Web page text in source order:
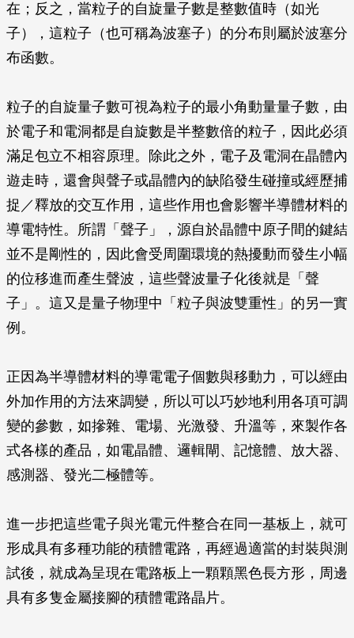
在；反之，當粒子的自旋量子數是整數值時（如光
子），這粒子（也可稱為波塞子）的分布則屬於波塞分
布函數。
粒子的自旋量子數可視為粒子的最小角動量量子數，由
於電子和電洞都是自旋數是半整數倍的粒子，因此必須
滿足包立不相容原理。除此之外，電子及電洞在晶體內
遊走時，還會與聲子或晶體內的缺陷發生碰撞或經歷捕
捉／釋放的交互作用，這些作用也會影響半導體材料的
導電特性。所謂「聲子」，源自於晶體中原子間的鍵結
並不是剛性的，因此會受周圍環境的熱擾動而發生小幅
的位移進而產生聲波，這些聲波量子化後就是「聲
子」。這又是量子物理中「粒子與波雙重性」的另一實
例。
正因為半導體材料的導電電子個數與移動力，可以經由
外加作用的方法來調變，所以可以巧妙地利用各項可調
變的參數，如摻雜、電場、光激發、升溫等，來製作各
式各樣的產品，如電晶體、邏輯閘、記憶體、放大器、
感測器、發光二極體等。
進一步把這些電子與光電元件整合在同一基板上，就可
形成具有多種功能的積體電路，再經過適當的封裝與測
試後，就成為呈現在電路板上一顆顆黑色長方形，周邊
具有多隻金屬接腳的積體電路晶片。